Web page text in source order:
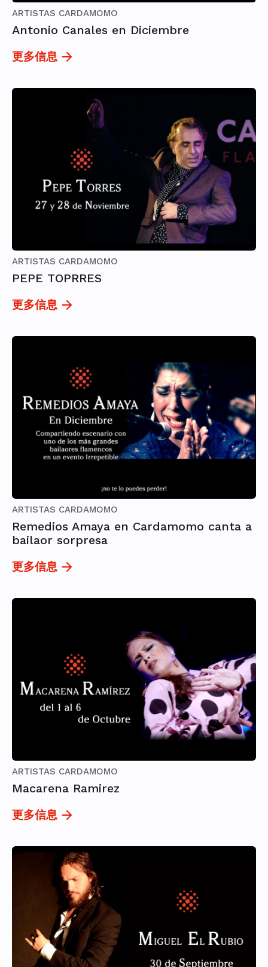
ARTISTAS CARDAMOMO
Antonio Canales en Diciembre
更多信息
ARTISTAS CARDAMOMO
PEPE TOPRRES
更多信息
ARTISTAS CARDAMOMO
Remedios Amaya en Cardamomo canta a
bailaor sorpresa
更多信息
ARTISTAS CARDAMOMO
Macarena Ramirez
更多信息